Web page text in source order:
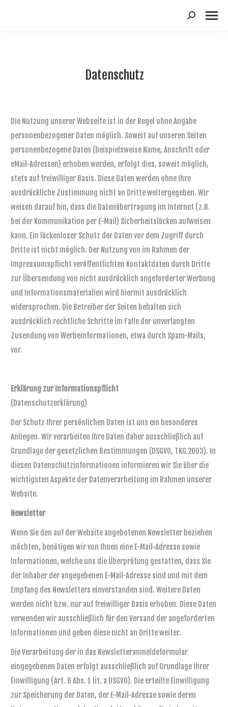
Suchen:
Datenschutz
Die Nutzung unserer Webseite ist in der Regel ohne Angabe
personenbezogener Daten möglich. Soweit auf unseren Seiten
personenbezogene Daten (beispielsweise Name, Anschrift oder
eMail-Adressen) erhoben werden, erfolgt dies, soweit möglich,
stets auf freiwilliger Basis. Diese Daten werden ohne Ihre
ausdrückliche Zustimmung nicht an Dritte weitergegeben. Wir
weisen darauf hin, dass die Datenübertragung im Internet (z.B.
bei der Kommunikation per E-Mail) Sicherheitslücken aufweisen
kann. Ein lückenloser Schutz der Daten vor dem Zugriff durch
Dritte ist nicht möglich. Der Nutzung von im Rahmen der
Impressumspflicht veröffentlichten Kontaktdaten durch Dritte
zur Übersendung von nicht ausdrücklich angeforderter Werbung
und Informationsmaterialien wird hiermit ausdrücklich
widersprochen. Die Betreiber der Seiten behalten sich
ausdrücklich rechtliche Schritte im Falle der unverlangten
Zusendung von Werbeinformationen, etwa durch Spam-Mails,
vor.
Erklärung zur Informationspflicht
(Datenschutzerklärung)
Der Schutz Ihrer persönlichen Daten ist uns ein besonderes
Anliegen. Wir verarbeiten Ihre Daten daher ausschließlich auf
Grundlage der gesetzlichen Bestimmungen (DSGVO, TKG 2003). In
diesen Datenschutzinformationen informieren wir Sie über die
wichtigsten Aspekte der Datenverarbeitung im Rahmen unserer
Website.
Newsletter
Wenn Sie den auf der Website angebotenen Newsletter beziehen
möchten, benötigen wir von Ihnen eine E-Mail-Adresse sowie
Informationen, welche uns die Überprüfung gestatten, dass Sie
der Inhaber der angegebenen E-Mail-Adresse sind und mit dem
Empfang des Newsletters einverstanden sind. Weitere Daten
werden nicht bzw. nur auf freiwilliger Basis erhoben. Diese Daten
verwenden wir ausschließlich für den Versand der angeforderten
Informationen und geben diese nicht an Dritte weiter.
Die Verarbeitung der in das Newsletteranmeldeformular
eingegebenen Daten erfolgt ausschließlich auf Grundlage Ihrer
Einwilligung (Art. 6 Abs. 1 lit. a DSGVO). Die erteilte Einwilligung
zur Speicherung der Daten, der E-Mail-Adresse sowie deren